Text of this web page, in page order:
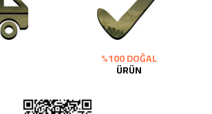
%100 DOĞAL
ÜRÜN